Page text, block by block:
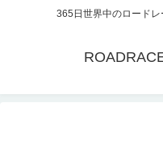
365日世界中のロードレ